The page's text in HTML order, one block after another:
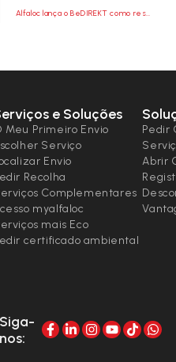
Alfaloc lança o BeDIREKT como resposta à nova legislação dos tacógrafos
e Soluções
Meu Primeiro Envio
Serviço
Envio
Recolha
Complementares
myalfaloc
mais Eco
certificado ambiental
Pedir
Abrir
Siga-
nos: